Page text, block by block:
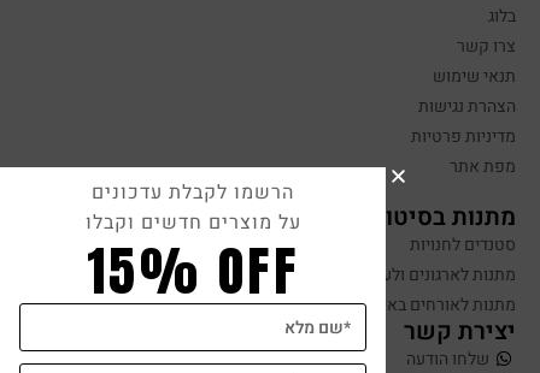
בלוג
צרו קשר
תנאי שימוש
הצהרת נגישות
מדיניות פרטיות
מפת אתר
מתנות בסיטונאות
סטנדים לחנויות
מתנות לארגונים ולעובדים
מתנות לאורחים באירועים
יצירת קשר
שלחו הודעה
הרשמו לקבלת עדכונים
על מוצרים חדשים וקבלו
15% OFF